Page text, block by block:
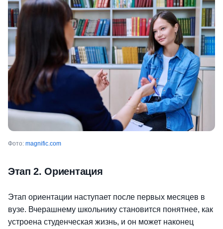
Фото: magnific.com
Этап 2. Ориентация
Этап ориентации наступает после первых месяцев в
вузе. Вчерашнему школьнику становится понятнее, как
устроена студенческая жизнь, и он может наконец